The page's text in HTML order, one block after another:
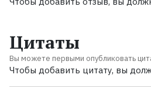
Цитаты
Вы можете первыми опубликовать
Чтобы добавить цитату, вы